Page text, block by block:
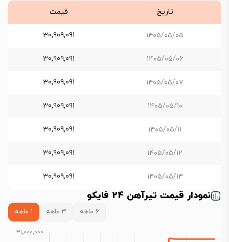
تاریخ قیمت
۱۴۰۵/۰۵/۰۵ 30,909,091
۱۴۰۵/۰۵/۰۶ 30,909,091
۱۴۰۵/۰۵/۰۷ 30,909,091
۱۴۰۵/۰۵/۱۰ 30,909,091
۱۴۰۵/۰۵/۱۱ 30,909,091
۱۴۰۵/۰۵/۱۲ 30,909,091
۱۴۰۵/۰۵/۱۴ 30,909,091
نمودار قیمت تیرآهن 24 فایکو
۶ ماهه ۳ ماهه ۱ ماهه